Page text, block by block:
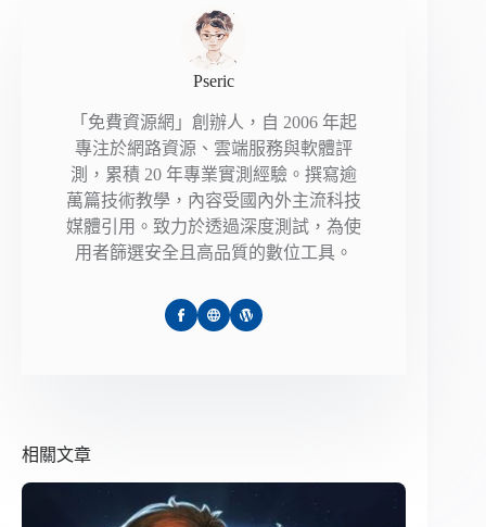
Pseric
「免費資源網」創辦人，自 2006 年起
專注於網路資源、雲端服務與軟體評
測，累積 20 年專業實測經驗。撰寫逾
萬篇技術教學，內容受國內外主流科技
媒體引用。致力於透過深度測試，為使
用者篩選安全且高品質的數位工具。
相關文章